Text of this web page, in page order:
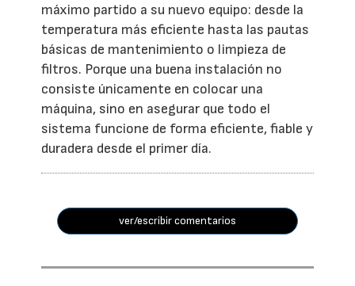
máximo partido a su nuevo equipo: desde la
temperatura más eficiente hasta las pautas
básicas de mantenimiento o limpieza de
filtros. Porque una buena instalación no
consiste únicamente en colocar una
máquina, sino en asegurar que todo el
sistema funcione de forma eficiente, fiable y
duradera desde el primer día.
ver/escribir comentarios